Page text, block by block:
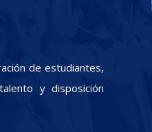
de estudiantes,
y disposición